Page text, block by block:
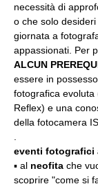
necessità di
o che solo
giornata a
appassionati. Per
ALCUN
essere in
fotografica
Reflex) e una
della fotocamera
eventi fotografici
▪️ al neofita che
scoprire "come si